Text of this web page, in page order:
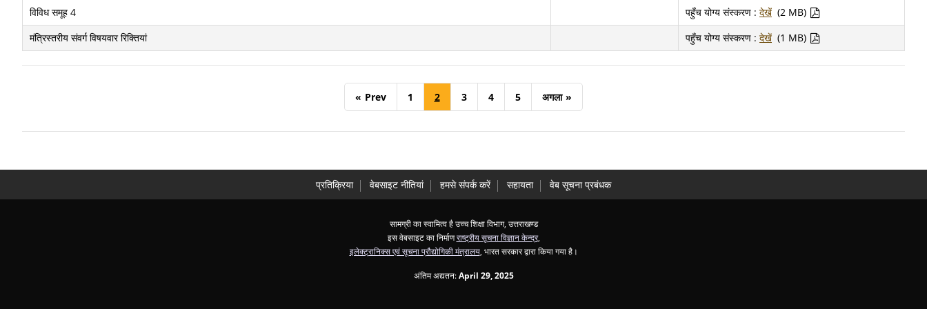
विविध समूह 4
पहुँच योग्य संस्करण : देखें (2 MB)
मंत्रिस्तरीय संवर्ग विषयवार रिक्तियां
पहुँच योग्य संस्करण : देखें (1 MB)
« Prev 1 2 3 4 5 अगला »
प्रतिक्रिया वेबसाइट नीतियां हमसे संपर्क करें सहायता वेब सूचना प्रबंधक
सामग्री का स्वामित्व है उच्च शिक्षा विभाग, उत्तराखण्ड
इस वेबसाइट का निर्माणराष्ट्रीय सूचना विज्ञान केन्द्र,
इलेक्ट्रानिक्स एवं सूचना प्रौद्योगिकी मंत्रालय, भारत सरकार द्वारा किया गया है।
अंतिम अद्यतन:April 29, 2025